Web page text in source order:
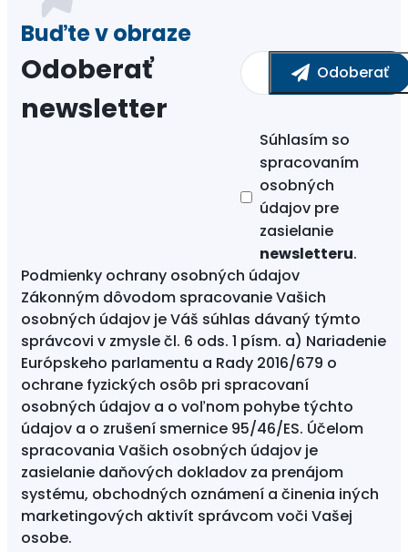
Odoberať
newsletter
Súhlasím so
spracovaním
osobných
údajov pre
zasielanie
newsletteru.
Podmienky ochrany osobných údajov
Zákonným dôvodom spracovanie Vašich
osobných údajov je Váš súhlas dávaný týmto
správcovi v zmysle čl. 6 ods. 1 písm. a) Nariadenie
Európskeho parlamentu a Rady 2016/679 o
ochrane fyzických osôb pri spracovaní
osobných údajov a o voľnom pohybe týchto
údajov a o zrušení smernice 95/46/ES. Účelom
spracovania Vašich osobných údajov je
zasielanie daňových dokladov za prenájom
systému, obchodných oznámení a činenia iných
marketingových aktivít správcom voči Vašej
osobe.